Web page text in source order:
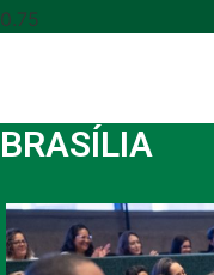
BRASÍLIA